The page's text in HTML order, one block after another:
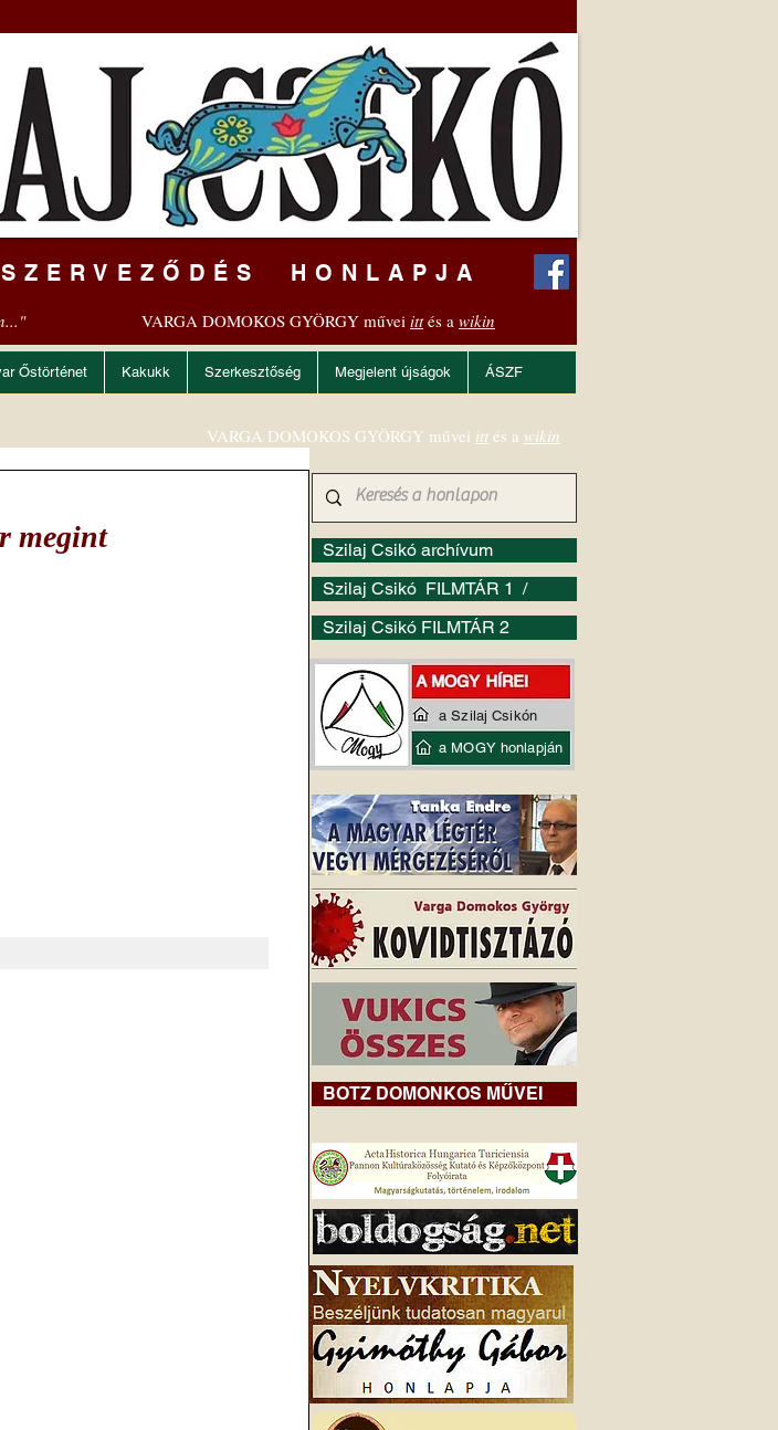
HONLAPJA
VARGA DOMOKOS GYÖRGY művei ittés a wikin
Őstörténet Kakukk Szerkesztőség Megjelent újságok ÁSZF
megint
Szilaj Csikó archívum
Szilaj Csikó FILMTÁR 1 /
Szilaj Csikó FILMTÁR 2
VARGA DOMOKOS GYÖRGY művei itt és a wikin
BOTZ DOMONKOS MŰVEI
a Szilaj Csikón
a MOGY honlapján